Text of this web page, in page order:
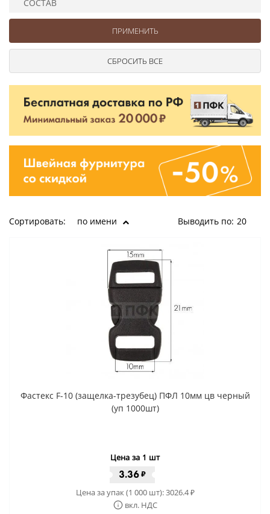
СОСТАВ
Сортировать: по имени Выводить по: 20
Фастекс F-10 (защелка-трезубец) ПФЛ 10мм цв черный
(уп 1000шт)
Цена за 1 шт
3.36 ₽
Цена за упак (1 000 шт):3026.4₽
вкл. НДС
Ушковые
Шторные
Цепочки шарики с замком
Ткани
Шнуры